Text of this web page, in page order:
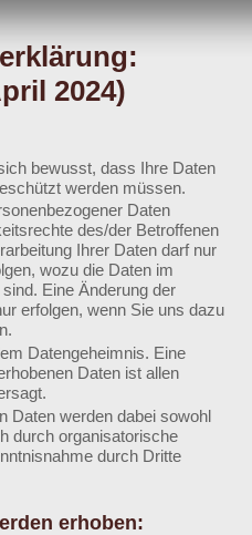
2024)
bewusst, dass Ihre Daten
werden müssen.
Daten
des/der Betroffenen
Ihrer Daten darf nur
wozu die Daten im
Eine Änderung der
erfolgen, wenn Sie uns dazu
Datengeheimnis. Eine
Daten ist allen
Daten werden dabei sowohl
durch organisatorische
durch Dritte
erhoben: